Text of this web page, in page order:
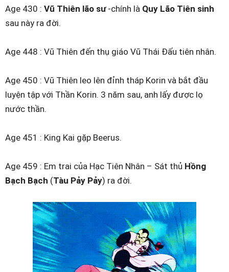
Age 430 : Vũ Thiên lão sư-chính là Quy Lão Tiên sinh
sau này ra đời.
Age 448 : Vũ Thiên đến thụ giáo Vũ Thái Đấu tiên nhân.
Age 450 : Vũ Thiên leo lên đỉnh tháp Korin và bắt đầu
luyện tập với Thần Korin. 3 năm sau, anh lấy được lọ
nước thần.
Age 451 : King Kai gặp Beerus.
Age 459 : Em trai của Hạc Tiên Nhân – Sát thủ Hồng
Bạch Bạch (Tàu Pảy Pảy) ra đời.